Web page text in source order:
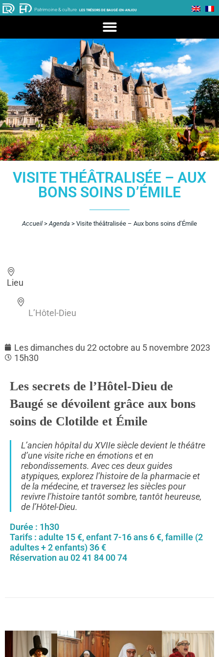
Patrimoine & culture LES TRÉSORS DE BAUGÉ-EN-ANJOU
VISITE THÉÂTRALISÉE – AUX
BONS SOINS D’ÉMILE
Accueil > Agenda > Visite théâtralisée – Aux bons soins d’Émile
Lieu
L’Hôtel-Dieu
Les dimanches du 22 octobre au 5 novembre 2023
15h30
Les secrets de l’Hôtel-Dieu de
Baugé se dévoilent grâce aux bons
soins de Clotilde et Émile
L’ancien hôpital du XVIIe siècle devient le théâtre
d’une visite riche en émotions et en
rebondissements. Avec ces deux guides
atypiques, explorez l’histoire de la pharmacie et
de la médecine, et traversez les siècles pour
revivre l’histoire tantôt sombre, tantôt heureuse,
de l’Hôtel-Dieu.
Durée : 1h30
Tarifs : adulte 15 €, enfant 7-16 ans 6 €, famille (2
adultes + 2 enfants) 36 €
Réservation au 02 41 84 00 74